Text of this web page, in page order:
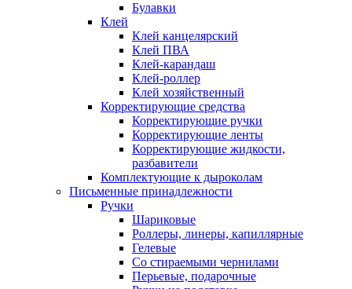
Булавки
Клей
Клей канцелярский
Клей ПВА
Клей-карандаш
Клей-роллер
Клей хозяйственный
Корректирующие средства
Корректирующие ручки
Корректирующие ленты
Корректирующие жидкости,
разбавители
Комплектующие к дыроколам
Письменные принадлежности
Ручки
Шариковые
Роллеры, линеры, капиллярные
Гелевые
Со стираемыми чернилами
Перьевые, подарочные